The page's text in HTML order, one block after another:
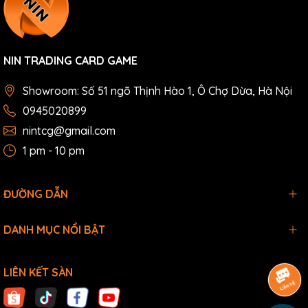
NIN TRADING CARD GAME
Showroom: Số 51 ngõ Thịnh Hào 1, Ô Chợ Dừa, Hà Nội
0945020899
nintcg@gmail.com
1 pm - 10 pm
ĐƯỜNG DẪN
DANH MỤC NỔI BẬT
LIÊN KẾT SÀN